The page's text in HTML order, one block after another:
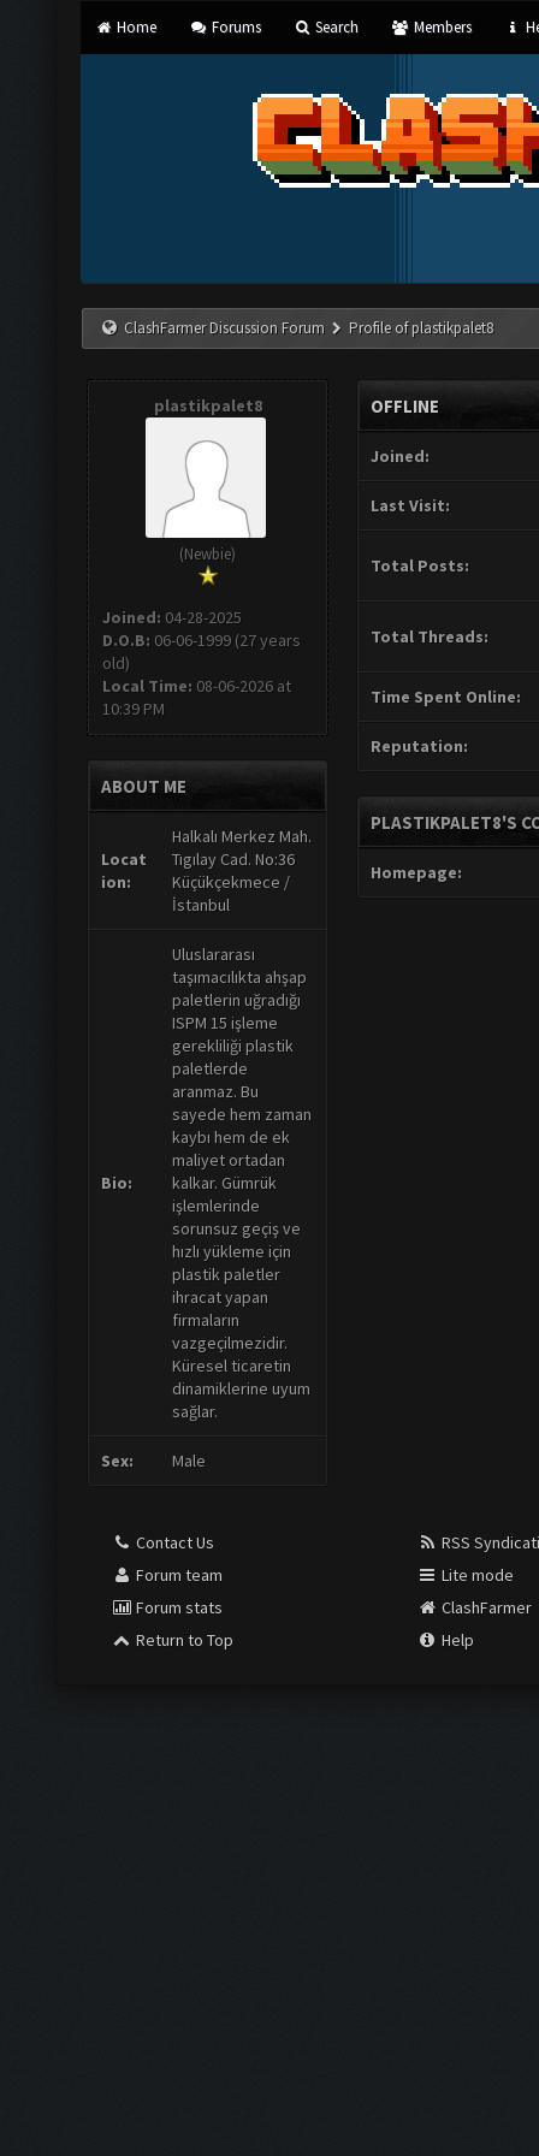
Home Forums Search Members
ClashFarmer Discussion Forum Profile of plastikpalet8
plastikpalet8
(Newbie)
Joined: 04-28-2025
D.O.B: 06-06-1999 (27 years
old)
Local Time: 08-06-2026 at
10:39 PM
ABOUT ME
Locat
ion:
Halkalı Merkez Mah.
Tıgılay Cad. No:36
Küçükçekmece /
İstanbul
Bio:
Uluslararası
taşımacılıkta ahşap
paletlerin uğradığı
ISPM 15 işleme
gerekliliği plastik
paletlerde
aranmaz. Bu
sayede hem zaman
kaybı hem de ek
maliyet ortadan
kalkar. Gümrük
işlemlerinde
sorunsuz geçiş ve
hızlı yükleme için
plastik paletler
ihracat yapan
firmaların
vazgeçilmezidir.
Küresel ticaretin
dinamiklerine uyum
sağlar.
Sex: Male
OFFLINE
Joined:
Last Visit:
Total Posts:
Total Threads:
Time Spent Online:
Reputation:
PLASTIKPALET8'S
Homepage:
Contact Us
Forum team
Forum stats
Return to Top
RSS
Lite mode
ClashFarmer
Help